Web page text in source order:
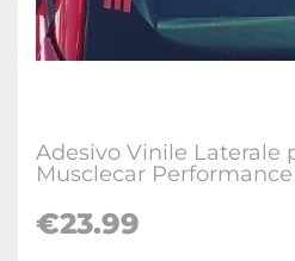
Adesivo Vinile Laterale
Musclecar Performance
€23.99